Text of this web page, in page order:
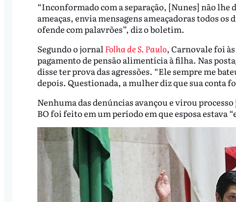
“Inconformado com a separação, [Nunes] não
ameaças, envia mensagens ameaçadoras todos os
ofende com palavrões”, diz o boletim.
Segundo o jornal Folha de S. Paulo, Carnovale foi
pagamento de pensão alimentícia à filha. Nas
disse ter prova das agressões. “Ele sempre me
depois. Questionada, a mulher diz que sua conta
Nenhuma das denúncias avançou e virou
BO foi feito em um período em que esposa estava